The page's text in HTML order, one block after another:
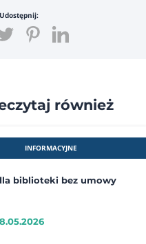
Udostępnij:
również
INFORMACYJNE
biblioteki bez umowy